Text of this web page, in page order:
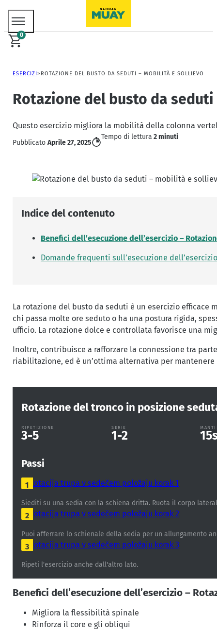
0
ESERCIZI ROTAZIONE DEL BUSTO DA SEDUTI – MOBILITÀ E SOLLIEVO
Rotazione del busto da
Questo esercizio migliora la mobilità della colonna
Pubblicato Aprile 27, 2025
Tempo di lettura 2 minuti
Indice del contenuto
Benefici dell’esecuzione dell’esercizio –
Domande frequenti sull’esecuzione
La rotazione del busto da seduti è un esercizio
chi passa molte ore seduto o ha una postura rigida,
ufficio. La rotazione dolce e controllata favorisce una
Inoltre, contribuisce a rafforzare la connessione tra
riabilitazione, ed è un’ottima alternativa per
Rotazione del tronco in posizione
RIPETIZIONE
3-5
SERIE
1-2 15
Passi
1
Siediti su una sedia con la schiena dritta. Ruota il corpo
2
Puoi afferrare lo schienale della sedia per un allungamento
3
Ripeti l'esercizio anche dall'altro lato.
Benefici dell’esecuzione dell’esercizio –
Migliora la flessibilità spinale
Rinforza il core e gli obliqui